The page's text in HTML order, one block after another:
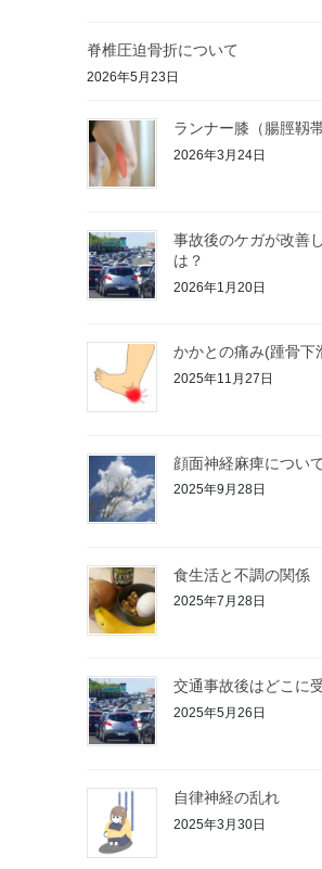
脊椎圧迫骨折について
2026年5月23日
ランナー膝（腸脛靱
2026年3月24日
事故後のケガが改善
は？
2026年1月20日
かかとの痛み(踵骨下
2025年11月27日
顔面神経麻痺について
2025年9月28日
食生活と不調の関係
2025年7月28日
交通事故後はどこに
2025年5月26日
自律神経の乱れ
2025年3月30日